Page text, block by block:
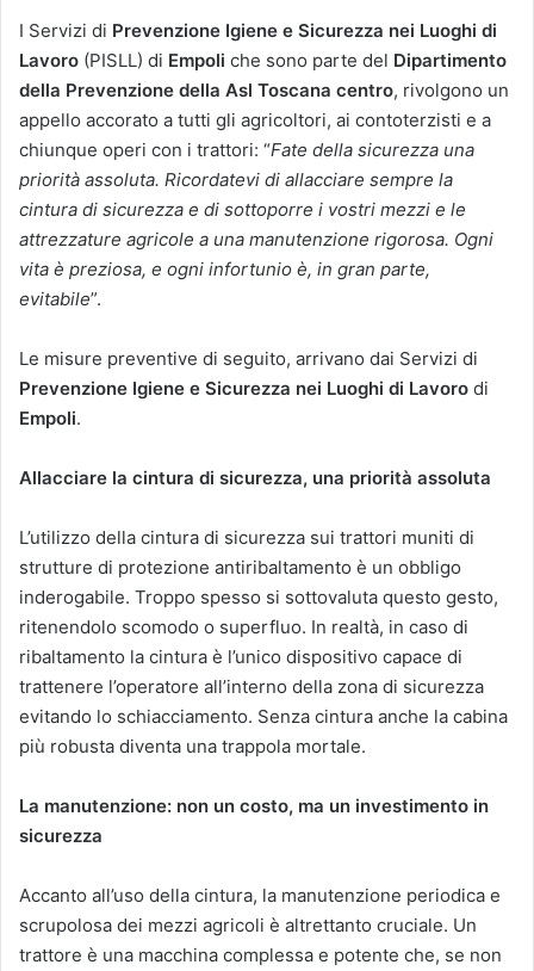
I Servizi di Prevenzione Igiene e Sicurezza nei Luoghi di
Lavoro (PISLL) di Empoli che sono parte del Dipartimento
della Prevenzione della Asl Toscana centro, rivolgono un
appello accorato a tutti gli agricoltori, ai contoterzisti e a
chiunque operi con i trattori: “Fate della sicurezza una
priorità assoluta. Ricordatevi di allacciare sempre la
cintura di sicurezza e di sottoporre i vostri mezzi e le
attrezzature agricole a una manutenzione rigorosa. Ogni
vita è preziosa, e ogni infortunio è, in gran parte,
evitabile”.
Le misure preventive di seguito, arrivano dai Servizi di
Prevenzione Igiene e Sicurezza nei Luoghi di Lavoro di
Empoli.
Allacciare la cintura di sicurezza, una priorità assoluta
L’utilizzo della cintura di sicurezza sui trattori muniti di
strutture di protezione antiribaltamento è un obbligo
inderogabile. Troppo spesso si sottovaluta questo gesto,
ritenendolo scomodo o superfluo. In realtà, in caso di
ribaltamento la cintura è l’unico dispositivo capace di
trattenere l’operatore all’interno della zona di sicurezza
evitando lo schiacciamento. Senza cintura anche la cabina
più robusta diventa una trappola mortale.
La manutenzione: non un costo, ma un investimento in
sicurezza
Accanto all’uso della cintura, la manutenzione periodica e
scrupolosa dei mezzi agricoli è altrettanto cruciale. Un
trattore è una macchina complessa e potente che, se non